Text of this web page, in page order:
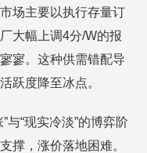
场主要以执行存量订
大幅上调4分/W的报
寥。这种供需错配导
跃度降至冰点。
与“现实冷淡”的博弈阶
撑，涨价落地困难。